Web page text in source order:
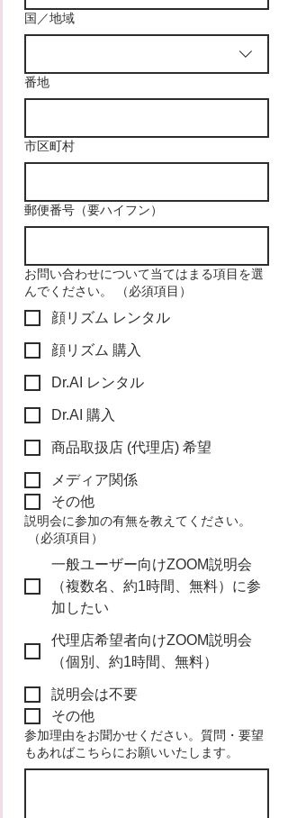
住所
国／地域
番地
市区町村
郵便番号（要ハイフン）
お問い合わせについて当てはまる項目を選
んでください。
（必須項目）
顔リズム レンタル
顔リズム 購入
Dr.AI レンタル
Dr.AI 購入
商品取扱店 (代理店) 希望
メディア関係
その他
説明会に参加の有無を教えてください。
（必須項目）
一般ユーザー向けZOOM説明会
（複数名、約1時間、無料）に参
加したい
代理店希望者向けZOOM説明会
（個別、約1時間、無料）
説明会は不要
その他
参加理由をお聞かせください。質問・要望
もあればこちらにお願いいたします。